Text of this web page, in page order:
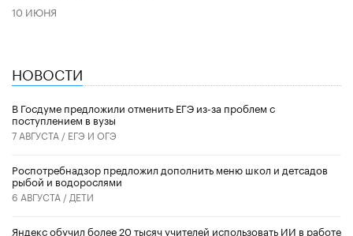
10 ИЮНЯ
НОВОСТИ
В Госдуме предложили отменить ЕГЭ из-за проблем с
поступлением в вузы
7 АВГУСТА / ЕГЭ И ОГЭ
Роспотребнадзор предложил дополнить меню школ и детсадов
рыбой и водорослями
6 АВГУСТА / ДЕТИ
​Яндекс обучил более 20 тысяч учителей использовать ИИ в работе